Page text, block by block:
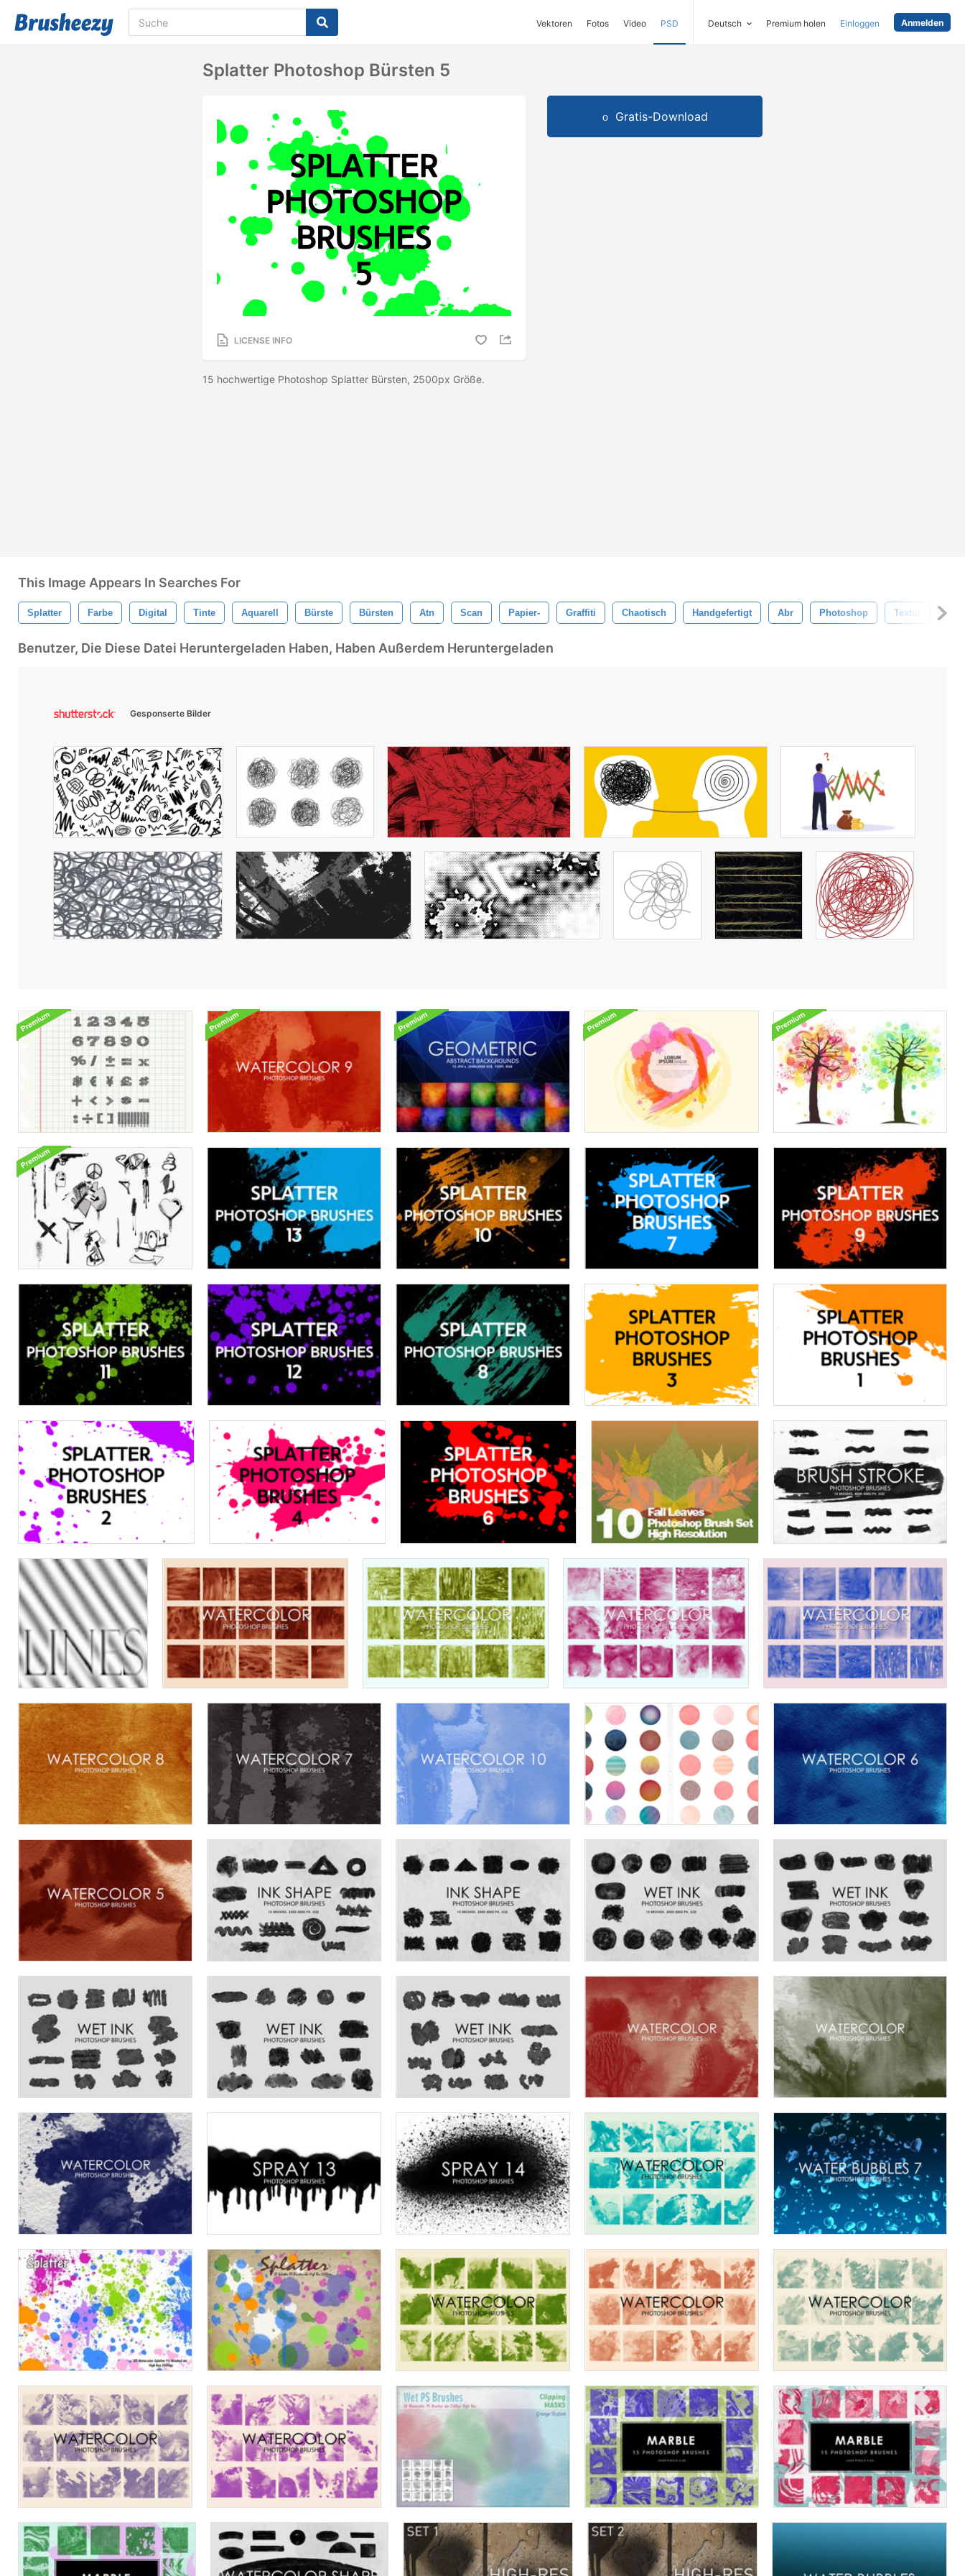
Vektoren Fotos Video PSD Deutsch Premium holen Einloggen Anmelden
Splatter Photoshop Bürsten 5
LICENSE INFO
15 hochwertige Photoshop Splatter Bürsten, 2500px Größe.
Gratis-Download
This Image Appears In Searches For
Splatter Farbe Digital Tinte Aquarell Bürste Bürsten Atn Scan Papier- Graffiti Chaotisch Handgefertigt Abr Photoshop Textur
Benutzer, Die Diese Datei Heruntergeladen Haben, Haben Außerdem Heruntergeladen
Gesponserte Bilder